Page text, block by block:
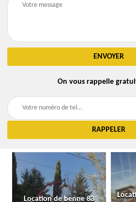
On vous rappelle
Location de benne 83